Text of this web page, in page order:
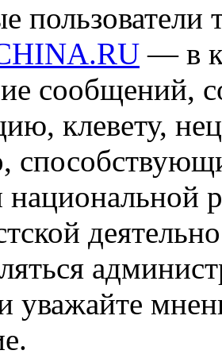
пользователи
— в
сообщений,
клевету,
национальной
уважайте